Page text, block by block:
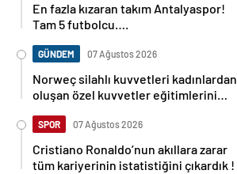
En fazla kızaran takım Antalyaspor!
Tam 5 futbolcu….
GÜNDEM 07 Ağustos 2026
Norweç silahlı kuvvetleri kadınlardan
oluşan özel kuvvetler eğitimlerini
SPOR 07 Ağustos 2026
Cristiano Ronaldo’nun akıllara zarar
tüm kariyerinin istatistiğini çıkardık !